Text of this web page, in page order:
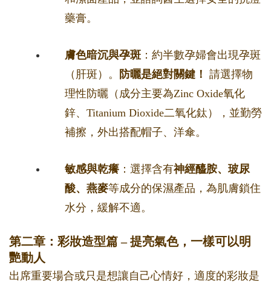
藥膏。
膚色暗沉與孕斑 ：約半數孕婦會出現孕斑
（肝斑）。
防曬是絕對關鍵！ 請選擇物
理性防曬（成分主要為Zinc Oxide氧化
鋅、Titanium Dioxide二氧化鈦），並勤勞
補擦，外出搭配帽子、洋傘。
敏感與乾癢 ：選擇含有神經醯胺、玻尿
酸、燕麥等成分的保濕產品，為肌膚鎖住
水分，緩解不適。
第二章：彩妝造型篇 – 提亮氣色，一樣可以明
艷動人
出席重要場合或只是想讓自己心情好，適度的彩妝是